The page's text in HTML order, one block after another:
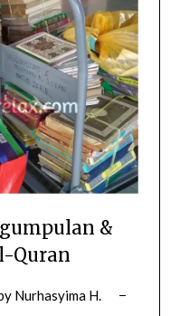
&
Quran
Nurhasyima H.